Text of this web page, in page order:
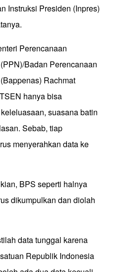
Instruksi Presiden (Inpres)
Perencanaan
Badan Perencanaan
Rachmat
hanya bisa
suasana batin
Sebab, tiap
menyerahkan data ke
BPS seperti halnya
dikumpulkan dan diolah
data tunggal karena
Republik Indonesia